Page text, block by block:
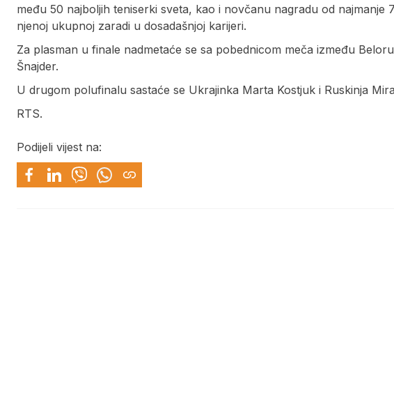
među 50 najboljih teniserki sveta, kao i novčanu nagradu od najmanje
njenoj ukupnoj zaradi u dosadašnjoj karijeri.
Za plasman u finale nadmetaće se sa pobednicom meča između
Šnajder.
U drugom polufinalu sastaće se Ukrajinka Marta Kostjuk i Ruskinja
RTS.
Podijeli vijest na: